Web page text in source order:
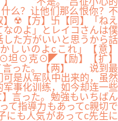
么？让他们那么恨你？不
☢【方】卐【同】「ねえ
のよ」とレイコさんは僕
た方がいいと思うから話
しいのよcこれ」【意】
⊙克⊙◤【励】【扩】
言った。【两】 说到最
是从军队中出来的，虽然
事化训练，如今却连一些
言った。勉強もいちばん
て指導力もあってc親切で
にも人気があってc先生に